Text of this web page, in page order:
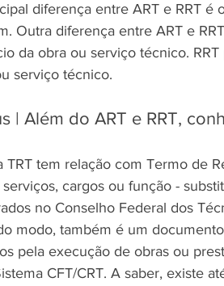
diferença entre ART e RRT é
Outra diferença entre ART e
da obra ou serviço técnico.
serviço técnico.
| Além do ART e RRT,
TRT tem relação com Termo de
serviços, cargos ou função -
no Conselho Federal dos
modo, também é um
pela execução de obras ou
CFT/CRT. A saber, existe